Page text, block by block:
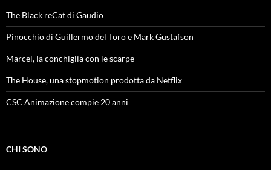
The Black reCat di Gaudio
Pinocchio di Guillermo del Toro e Mark Gustafson
Marcel, la conchiglia con le scarpe
The House, una stopmotion prodotta da Netflix
CSC Animazione compie 20 anni
CHI SONO